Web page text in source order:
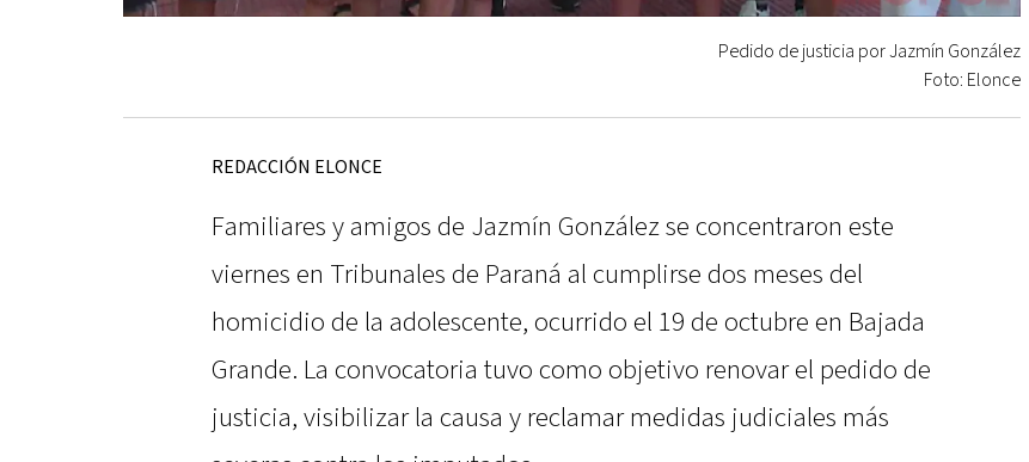
Pedido de justicia por Jazmín González
Foto: Elonce
REDACCIÓN ELONCE
Familiares y amigos de Jazmín González se concentraron este
viernes en Tribunales de Paraná al cumplirse dos meses del
homicidio de la adolescente, ocurrido el 19 de octubre en Bajada
Grande. La convocatoria tuvo como objetivo renovar el pedido de
justicia, visibilizar la causa y reclamar medidas judiciales más